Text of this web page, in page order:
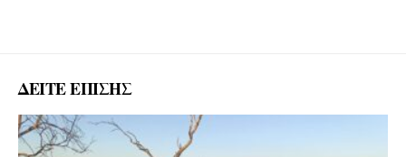
ΔΕΙΤΕ ΕΠΙΣΗΣ